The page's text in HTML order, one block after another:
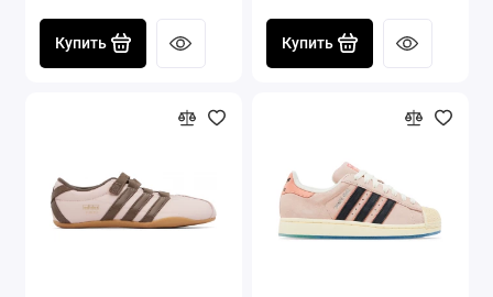
Купить Купить